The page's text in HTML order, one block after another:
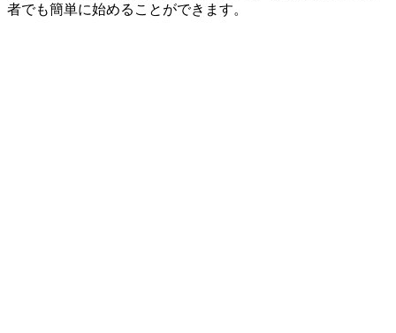
者でも簡単に始めることができます。